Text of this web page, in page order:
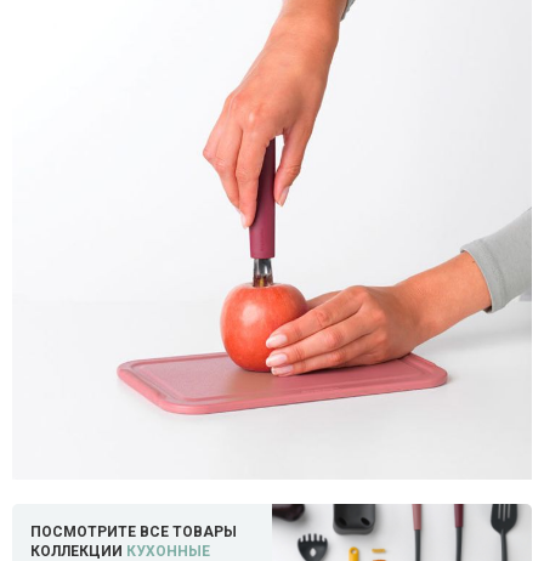
ПОСМОТРИТЕ ВСЕ ТОВАРЫ
КОЛЛЕКЦИИ КУХОННЫЕ